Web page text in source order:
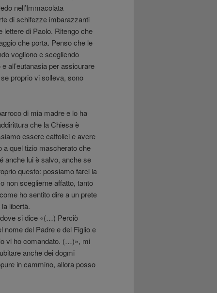
nell’Immacolata
di schifezze imbarazzanti
lettere di Paolo. Ritengo che
che porta. Penso che le
vogliono e scegliendo
all’eutanasia per assicurare
proprio vi solleva, sono
di mia madre e lo ha
che la Chiesa è
essere cattolici e avere
a quel tizio mascherato che
anche lui è salvo, anche se
questo: possiamo farci la
non sceglierne affatto, tanto
ho sentito dire a un prete
libertà.
dove si dice «(…) Perciò
nome del Padre e del Figlio e
io vi ho comandato. (…)», mi
anche dei dogmi
in cammino, allora posso